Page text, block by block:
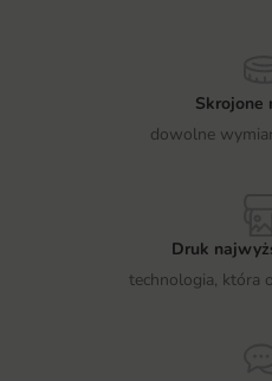
Skrojone
dowolne
Druk
technologia, która